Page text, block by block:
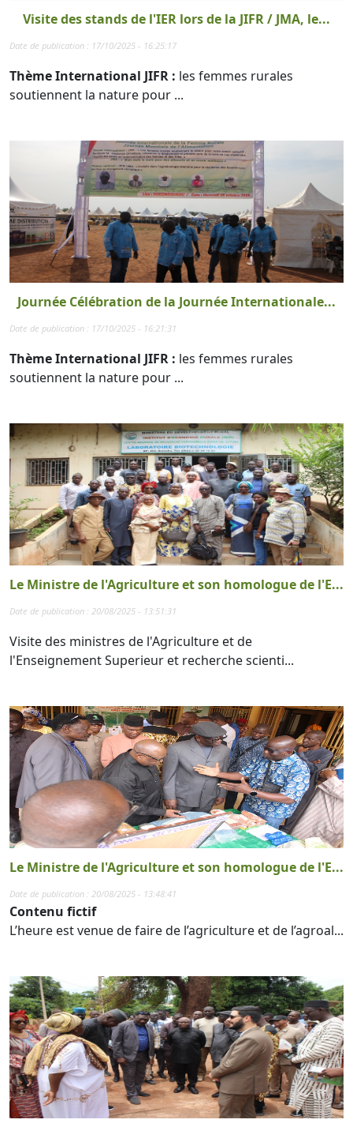
Visite des stands de l'IER lors de la JIFR / JMA, le...
Date de publication : 17/10/2025 - 16:25:17
Thème International JIFR : les femmes rurales
soutiennent la nature pour ...
Journée Célébration de la Journée Internationale...
Date de publication : 17/10/2025 - 16:21:31
Thème International JIFR : les femmes rurales
soutiennent la nature pour ...
Le Ministre de l'Agriculture et son homologue de l'E...
Date de publication : 20/08/2025 - 13:51:31
Visite des ministres de l'Agriculture et de
l'Enseignement Superieur et recherche scienti...
Le Ministre de l'Agriculture et son homologue de l'E...
Date de publication : 20/08/2025 - 13:48:41
Contenu fictif
L’heure est venue de faire de l’agriculture et de l’agroal...